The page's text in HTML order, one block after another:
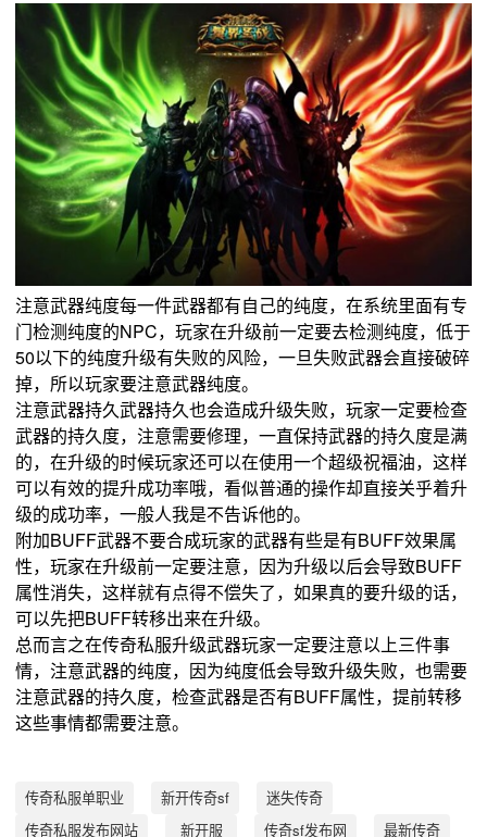
注意武器纯度每一件武器都有自己的纯度，在系统里面有专
门检测纯度的NPC，玩家在升级前一定要去检测纯度，低于
50以下的纯度升级有失败的风险，一旦失败武器会直接破碎
掉，所以玩家要注意武器纯度。
注意武器持久武器持久也会造成升级失败，玩家一定要检查
武器的持久度，注意需要修理，一直保持武器的持久度是满
的，在升级的时候玩家还可以在使用一个超级祝福油，这样
可以有效的提升成功率哦，看似普通的操作却直接关乎着升
级的成功率，一般人我是不告诉他的。
附加BUFF武器不要合成玩家的武器有些是有BUFF效果属
性，玩家在升级前一定要注意，因为升级以后会导致BUFF
属性消失，这样就有点得不偿失了，如果真的要升级的话，
可以先把BUFF转移出来在升级。
总而言之在传奇私服升级武器玩家一定要注意以上三件事
情，注意武器的纯度，因为纯度低会导致升级失败，也需要
注意武器的持久度，检查武器是否有BUFF属性，提前转移
这些事情都需要注意。
传奇私服单职业 新开传奇sf
迷失传奇
传奇私服发布网站
新开服 传奇sf发布网
最新传奇